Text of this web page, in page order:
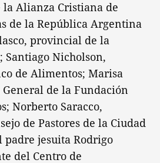
la Alianza Cristiana de
de la República Argentina
provincial de la
Santiago Nicholson,
de Alimentos; Marisa
de la Fundación
Norberto Saracco,
de Pastores de la Ciudad
padre jesuita Rodrigo
del Centro de